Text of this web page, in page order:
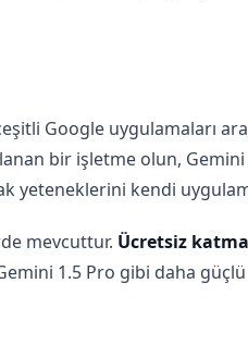
Google uygulamaları
bir işletme olun, Gemini
yeteneklerini kendi
mevcuttur. Ücretsiz
1.5 Pro gibi daha